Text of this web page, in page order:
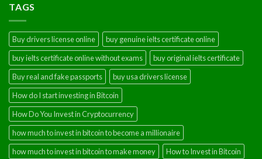
TAGS
Buy drivers license online
buy genuine ielts certificate online
buy ielts certificate online without exams
buy original ielts certificate
Buy real and fake passports
buy usa drivers license
How do I start investing in Bitcoin
How Do You Invest in Cryptocurrency
how much to invest in bitcoin to become a millionaire
how much to invest in bitcoin to make money
How to Invest in Bitcoin